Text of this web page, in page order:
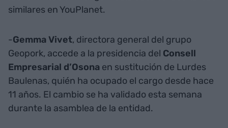
similares en YouPlanet.
-Gemma Vivet, directora general del grupo
Geopork, accede a la presidencia del Consell
Empresarial d’Osona en sustitución de Lurdes
Baulenas, quién ha ocupado el cargo desde hace
11 años. El cambio se ha validado esta semana
durante la asamblea de la entidad.